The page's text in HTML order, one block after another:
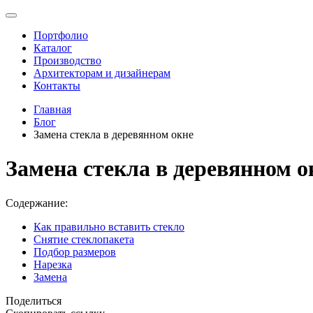
Портфолио
Каталог
Производство
Архитекторам и дизайнерам
Контакты
Главная
Блог
Замена стекла в деревянном окне
Замена стекла в деревянном
Содержание:
Как правильно вставить стекло
Снятие стеклопакета
Подбор размеров
Нарезка
Замена
Поделиться